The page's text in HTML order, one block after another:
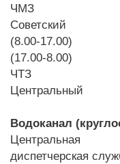
ЧМЗ
Советский
(8.00-17.00)
(17.00-8.00)
ЧТЗ
Центральный
Водоканал
Центральная
диспетчерская